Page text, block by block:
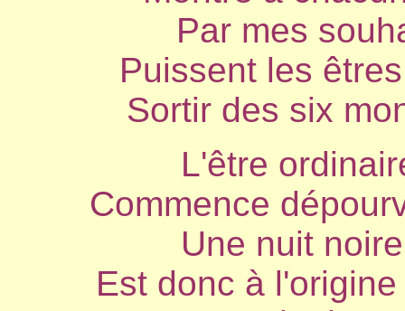
Par mes
Puissent les
Sortir des six
L'être
Commence
Une nuit
Est donc à